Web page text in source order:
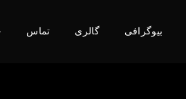
بیوگرافی گالری تماس